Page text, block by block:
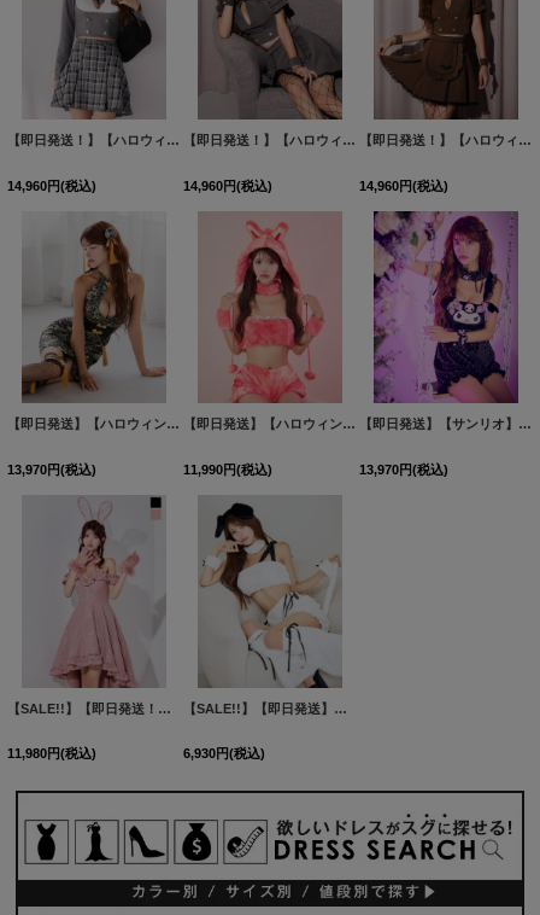
【即日発送！】【ハロウィン】チェック制服セットアップ【コスプレ4点セット】【S-Lサイズ/2カラー】[HC03]
14,960円(税込)
【即日発送！】【ハロウィン】クラシカルメイドセットアップ【コスプレ5点セット】【XS-Mサイズ/2カラー】[HC03]
14,960円(税込)
【即日発送！】【ハロウィン】クラシカルメイドセットアップ【コスプレ5点セット】【XS-Mサイズ/2カラー】[HC03]
14,960円(税込)
【即日発送】【ハロウィン】アメスリコルセットチャイナ【コスプレ3点セット】【XS-XLサイズ/1カラー】[HC03]
13,970円(税込)
【即日発送】【ハロウィン】パステルもこもこバニー【コスプレ7点セット】【フリーサイズ/6カラー】[HC03]
11,990円(税込)
【即日発送】【サンリオ】】クロミセットアップルームウェア【S-L/1カラー】[HC02]
13,970円(税込)
【SALE!!】【即日発送！】【ハロウィン】 バニーショートインロングワンピース 【コスプレ5点セット】【XS-XLサイズ/2カラー】[HC03]
11,980円(税込)
【SALE!!】【即日発送】【ハロウィン】 バイカラーリボンもこもこパピー 【コスプレ6点セット】 【FREEサイズ/1カラー】[HC03]
6,930円(税込)